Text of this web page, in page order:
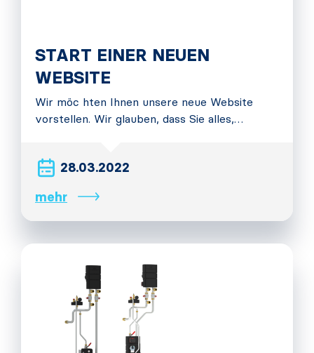
START EINER NEUEN
WEBSITE
Wir möc hten Ihnen unsere neue Website
vorstellen. Wir glauben, dass Sie alles,…
28.03.2022
mehr